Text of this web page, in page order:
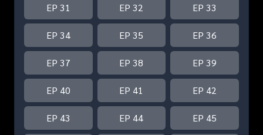
EP 31 EP 32 EP 33
EP 34 EP 35 EP 36
EP 37 EP 38 EP 39
EP 40 EP 41 EP 42
EP 43 EP 44 EP 45